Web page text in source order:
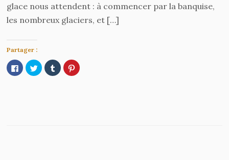
glace nous attendent : à commencer par la banquise,
les nombreux glaciers, et […]
Partager :
Cliquez
pour
partager
Cliquez
pour
partager
Cliquez
pour
partager
Cliquez
pour